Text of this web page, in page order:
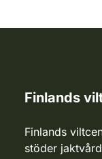
Finlands
Finlands
stöder